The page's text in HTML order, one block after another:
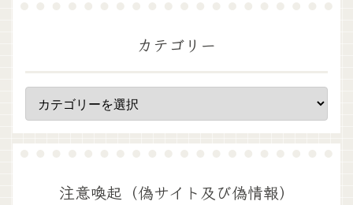
カテゴリー
注意喚起（偽サイト及び偽情報）